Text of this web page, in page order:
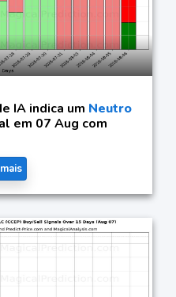
IA indica um Neutro
em 07 Aug com